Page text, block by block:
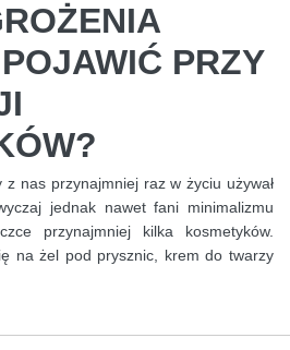
PRZY
nas przynajmniej raz w życiu używał
jednak nawet fani minimalizmu
przynajmniej kilka kosmetyków.
na żel pod prysznic, krem do twarzy